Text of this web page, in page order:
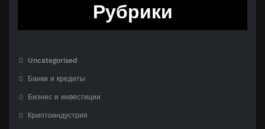
Рубрики
Uncategorised
Банки и кредиты
Бизнес и инвестиции
Криптоиндустрия